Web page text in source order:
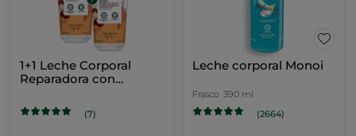
1+1 Leche Corporal
Reparadora con
caléndula
(7)
Leche corporal Monoi
Frasco 390 ml
(2664)